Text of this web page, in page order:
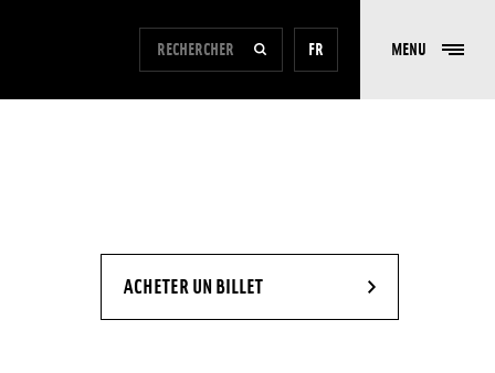
FORMULAIRE DE RECHERCHE DU SITE
RECHERCHERFR MENU
ACHETER UN BILLET- NOUVELLE FENÊTRE